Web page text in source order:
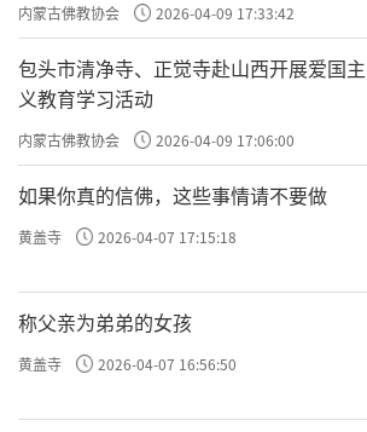
内蒙古佛教协会 2026-04-09 17:33:42
包头市清净寺、正觉寺赴山西开展爱国主
义教育学习活动
内蒙古佛教协会 2026-04-09 17:06:00
如果你真的信佛，这些事情请不要做
黄盖寺 2026-04-07 17:15:18
称父亲为弟弟的女孩
黄盖寺 2026-04-07 16:56:50